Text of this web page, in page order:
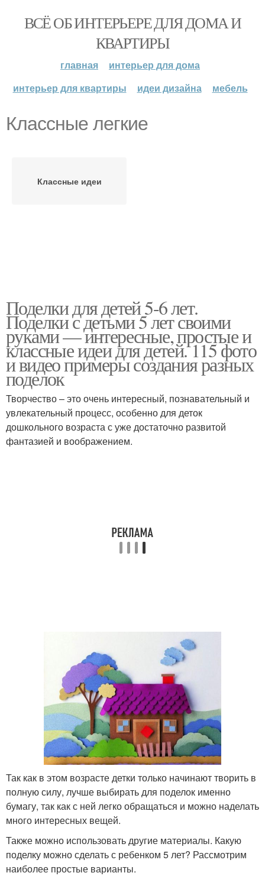
ВСЁ ОБ ИНТЕРЬЕРЕ ДЛЯ ДОМА И
КВАРТИРЫ
главная
интерьер для дома
интерьер для квартиры
идеи дизайна мебель
Классные легкие
Классные идеи
Поделки для детей 5-6 лет.
Поделки с детьми 5 лет своими
руками — интересные, простые и
классные идеи для детей. 115 фото
и видео примеры создания разных
поделок
Творчество – это очень интересный, познавательный и
увлекательный процесс, особенно для деток
дошкольного возраста с уже достаточно развитой
фантазией и воображением.
Так как в этом возрасте детки только начинают творить в
полную силу, лучше выбирать для поделок именно
бумагу, так как с ней легко обращаться и можно наделать
много интересных вещей.
Также можно использовать другие материалы. Какую
поделку можно сделать с ребенком 5 лет? Рассмотрим
наиболее простые варианты.